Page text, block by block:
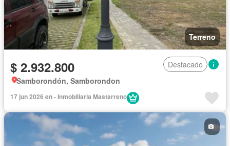
Terreno
$ 2.932.800
Destacado
Samborondón, Samborondon
17 jun 2026 en - Inmobiliaria Mastarreno